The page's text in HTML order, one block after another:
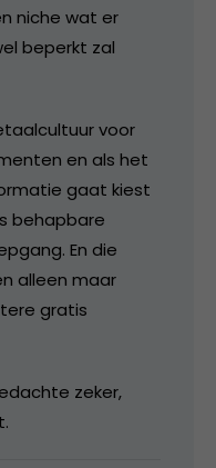
niche wat er
beperkt zal
voor
en als het
gaat kiest
behapbare
En die
alleen maar
gratis
zeker,